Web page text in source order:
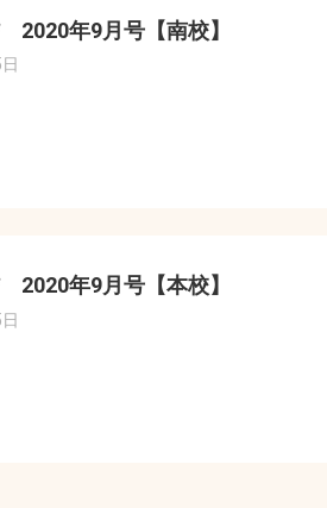
2020年9月号【南校】
2020年9月号【本校】